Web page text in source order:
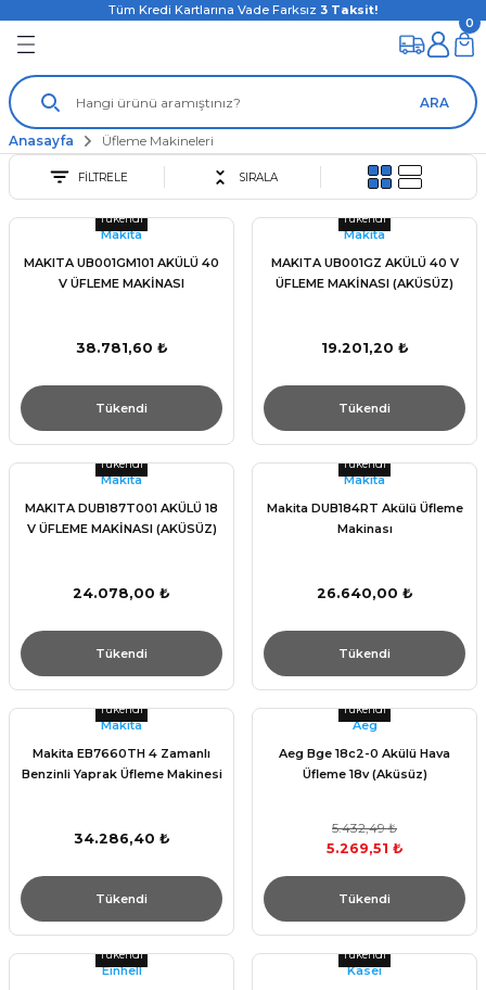
Tüm Kredi Kartlarına Vade Farksız 3 Taksit!
ARA
0
Anasayfa Üfleme Makineleri
FİLTRELE SIRALA
Tükendi
Makita
MAKITA UB001GM101 AKÜLÜ 40
V ÜFLEME MAKİNASI
38.781,60 ₺
Tükendi
Tükendi
Makita
MAKITA UB001GZ AKÜLÜ 40 V
ÜFLEME MAKİNASI (AKÜSÜZ)
19.201,20 ₺
Tükendi
Tükendi
Makita
MAKITA DUB187T001 AKÜLÜ 18
V ÜFLEME MAKİNASI (AKÜSÜZ)
24.078,00 ₺
Tükendi
Tükendi
Makita
Makita DUB184RT Akülü Üfleme
Makinası
26.640,00 ₺
Tükendi
Tükendi
Makita
Makita EB7660TH 4 Zamanlı
Benzinli Yaprak Üfleme Makinesi
34.286,40 ₺
Tükendi
Tükendi
Aeg
Aeg Bge 18c2-0 Akülü Hava
Üfleme 18v (Aküsüz)
5.432,49 ₺
5.269,51 ₺
Tükendi
Tükendi
Einhell
Tükendi
Kasei